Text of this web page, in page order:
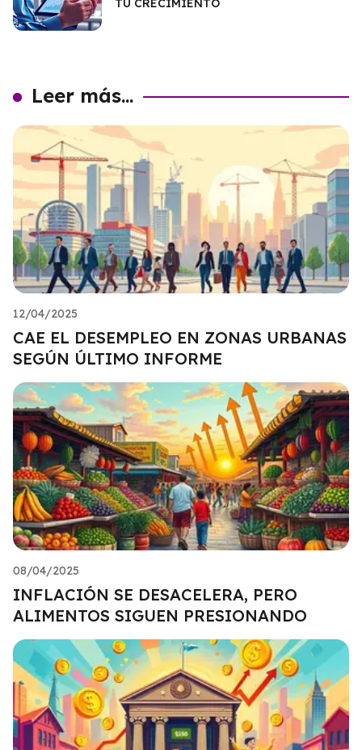
TU CRECIMIENTO
Leer más...
12/04/2025
CAE EL DESEMPLEO EN ZONAS URBANAS
SEGÚN ÚLTIMO INFORME
08/04/2025
INFLACIÓN SE DESACELERA, PERO
ALIMENTOS SIGUEN PRESIONANDO